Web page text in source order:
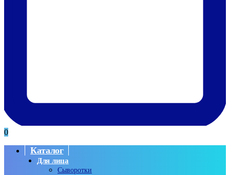
0
Каталог
Для лица
Сыворотки